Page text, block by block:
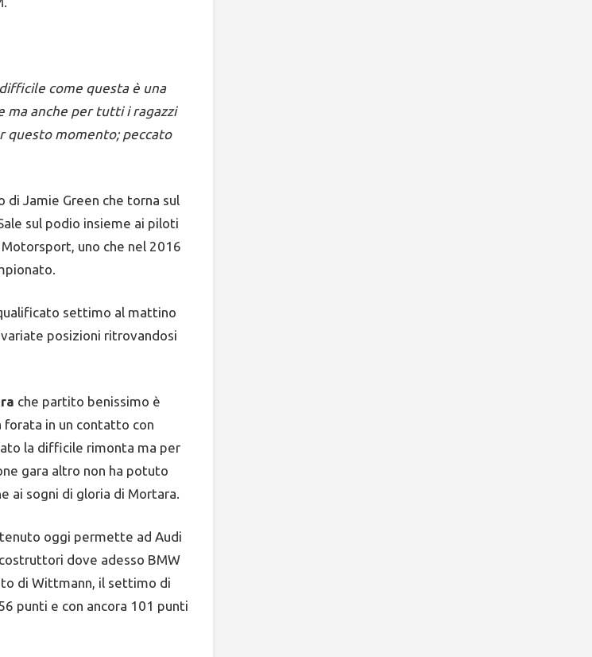
come questa è una
ma anche per tutti i ragazzi
questo momento; peccato
di Jamie Green che torna sul
sul podio insieme ai piloti
uno che nel 2016
settimo al mattino
posizioni ritrovandosi
che partito benissimo è
in un contatto con
la difficile rimonta ma per
gara altro non ha potuto
ai sogni di gloria di Mortara.
oggi permette ad Audi
dove adesso BMW
di Wittmann, il settimo di
punti e con ancora 101 punti